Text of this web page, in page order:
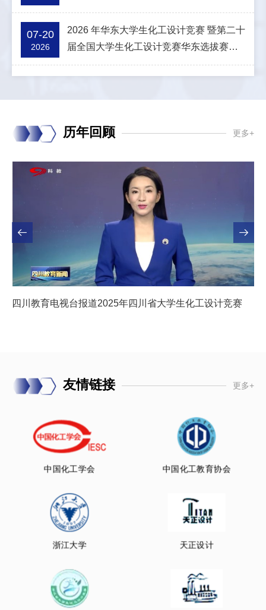
07-20
2026
2026 年华东大学生化工设计竞赛 暨第二十
届全国大学生化工设计竞赛华东选拔赛决
赛通知
历年回顾 更多+
四川教育电视台报道2025年四川省大学生化工设计竞赛
友情链接 更多+
中国化工学会 中国化工教育协会
浙江大学 天正设计